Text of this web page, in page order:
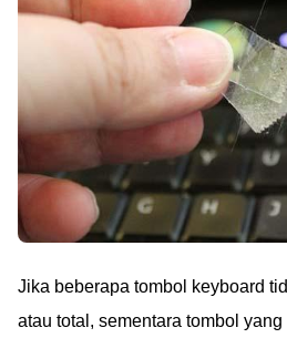
Jika beberapa tombol keyboard
atau total, sementara tombol